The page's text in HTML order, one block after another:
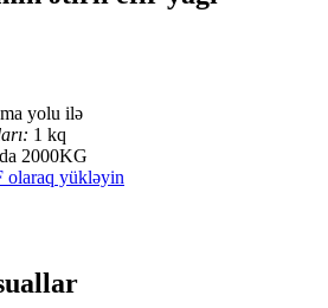
yolu ilə
1 kq
2000KG
olaraq yükləyin